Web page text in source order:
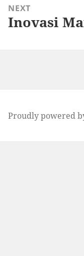
NEXT
Next
Inovasi
Proudly powered